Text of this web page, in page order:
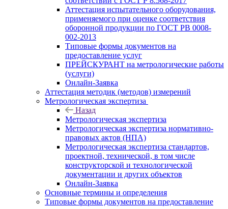
Аттестация испытательного оборудования,
применяемого при оценке соответствия
оборонной продукции по ГОСТ РВ 0008-
002-2013
Типовые формы документов на
предоставление услуг
ПРЕЙСКУРАНТ на метрологические работы
(услуги)
Онлайн-Заявка
Аттестация методик (методов) измерений
Метрологическая экспертиза
Назад
Метрологическая экспертиза
Метрологическая экспертиза нормативно-
правовых актов (НПА)
Метрологическая экспертиза стандартов,
проектной, технической, в том числе
конструкторской и технологической
документации и других объектов
Онлайн-Заявка
Основные термины и определения
Типовые формы документов на предоставление